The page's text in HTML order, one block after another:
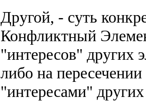
Другой, - суть
Конфликтный
"интересов" других
либо на
"интересами"